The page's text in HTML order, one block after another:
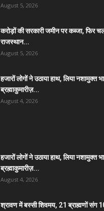
August 5, 2026
करोड़ों की सरकारी जमीन पर कब्जा, फिर
राजस्थान...
August 5, 2026
हजारों लोगों ने उठाया हाथ, लिया नशामुक्त
ब्रह्माकुमारीज़...
August 4, 2026
हजारों लोगों ने उठाया हाथ, लिया नशामुक्त
ब्रह्माकुमारीज़...
August 4, 2026
श्रावण में बस्सी शिवमय, 21 ब्राह्मणों संग